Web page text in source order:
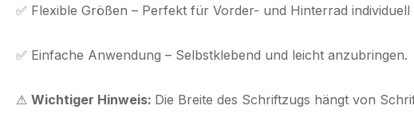
✅ Flexible Größen – Perfekt für Vorder- und Hinterrad individuell
✅ Einfache Anwendung – Selbstklebend und leicht anzubringen.
⚠ Wichtiger Hinweis: Die Breite des Schriftzugs hängt von